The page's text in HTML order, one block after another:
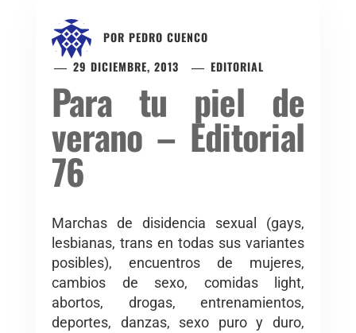
POR PEDRO CUENCO
29 DICIEMBRE, 2013
EDITORIAL
Para tu piel de
verano – Editorial
76
Marchas de disidencia sexual (gays,
lesbianas, trans en todas sus variantes
posibles), encuentros de mujeres,
cambios de sexo, comidas light,
abortos, drogas, entrenamientos,
deportes, danzas, sexo puro y duro,